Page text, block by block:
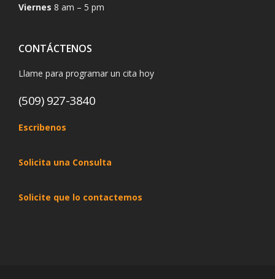
Viernes 8 am – 5 pm
CONTÁCTENOS
Llame para programar un cita hoy
(509) 927-3840
Escribenos
Solicita una Consulta
Solicite que lo contactemos